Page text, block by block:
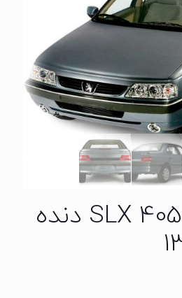
خودرو پژو 405 SLX دنده